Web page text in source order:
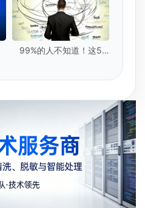
99%的人不知道！这5